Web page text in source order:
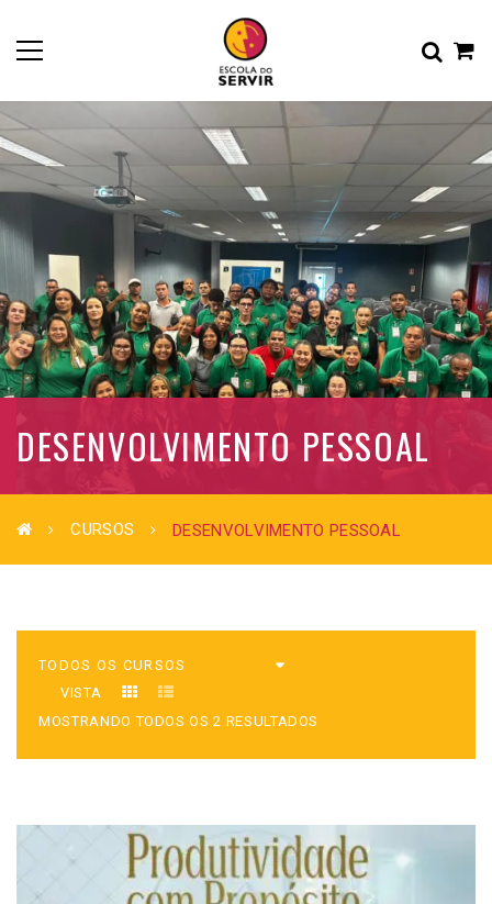
DESENVOLVIMENTO PESSOAL
CURSOS DESENVOLVIMENTO PESSOAL
VISTA
MOSTRANDO TODOS OS 2 RESULTADOS